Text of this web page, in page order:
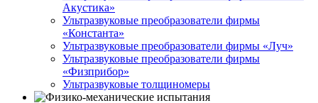
Акустика»
Ультразвуковые преобразователи фирмы
«Константа»
Ультразвуковые преобразователи фирмы «Луч»
Ультразвуковые преобразователи фирмы
«Физприбор»
Ультразвуковые толщиномеры